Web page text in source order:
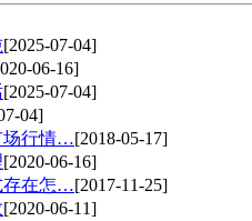
[2025-07-04]
06-16]
[2025-07-04]
04]
场行情…[2018-05-17]
[2020-06-16]
存在怎…[2017-11-25]
[2020-06-11]